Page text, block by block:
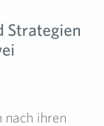
Strategien
ihren